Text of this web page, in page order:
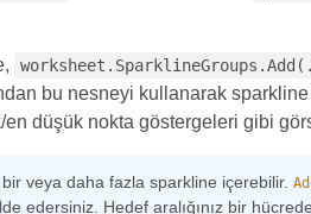
bu nesneyi kullanarak
en düşük nokta göstergeleri gibi
veya daha fazla sparkline içerebilir.
edersiniz. Hedef aralığınız bir